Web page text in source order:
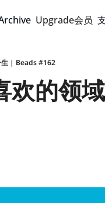
Upgrade会员
生 | Beads #162
欢的领